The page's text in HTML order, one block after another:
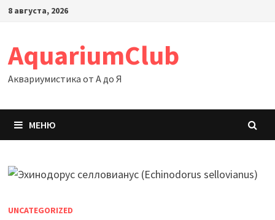
Перейти
8 августа, 2026
AquariumClub
Аквариумистика от А до Я
МЕНЮ
UNCATEGORIZED